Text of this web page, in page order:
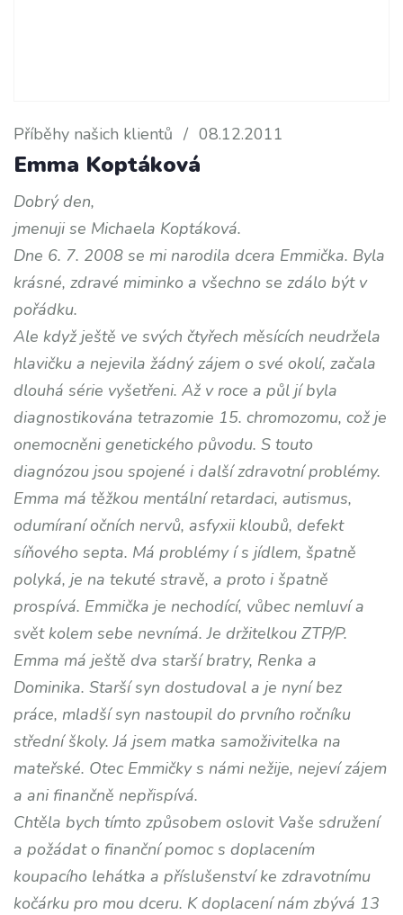
Příběhy našich klientů / 08.12.2011
Emma Koptáková
Dobrý den,
jmenuji se Michaela Koptáková.
Dne 6. 7. 2008 se mi narodila dcera Emmička. Byla
krásné, zdravé miminko a všechno se zdálo být v
pořádku.
Ale když ještě ve svých čtyřech měsících neudržela
hlavičku a nejevila žádný zájem o své okolí, začala
dlouhá série vyšetřeni. Až v roce a půl jí byla
diagnostikována tetrazomie 15. chromozomu, což je
onemocněni genetického původu. S touto
diagnózou jsou spojené i další zdravotní problémy.
Emma má těžkou mentální retardaci, autismus,
odumíraní očních nervů, asfyxii kloubů, defekt
síňového septa. Má problémy í s jídlem, špatně
polyká, je na tekuté stravě, a proto i špatně
prospívá. Emmička je nechodící, vůbec nemluví a
svět kolem sebe nevnímá. Je držitelkou ZTP/P.
Emma má ještě dva starší bratry, Renka a
Dominika. Starší syn dostudoval a je nyní bez
práce, mladší syn nastoupil do prvního ročníku
střední školy. Já jsem matka samoživitelka na
mateřské. Otec Emmičky s námi nežije, nejeví zájem
a ani finančně nepřispívá.
Chtěla bych tímto způsobem oslovit Vaše sdružení
a požádat o finanční pomoc s doplacením
koupacího lehátka a příslušenství ke zdravotnímu
kočárku pro mou dceru. K doplacení nám zbývá 13